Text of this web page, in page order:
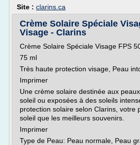
Site : clarins.ca
Crème Solaire Spéciale
Visage - Clarins
Crème Solaire Spéciale Visage FPS
75 ml
Très haute protection visage, Peau
Imprimer
Une crème solaire destinée aux
soleil ou exposées à des soleils
protection solaire selon Clarins, votre
soleil que les meilleurs souvenirs.
Imprimer
Type de Peau: Peau normale, Peau